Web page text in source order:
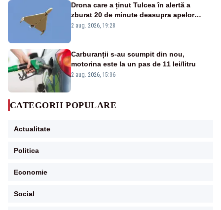
Drona care a ținut Tulcea în alertă a
zburat 20 de minute deasupra apelor
României. Au fost ridicate două F-16
2 aug. 2026, 19:28
Carburanții s-au scumpit din nou,
motorina este la un pas de 11 lei/litru
2 aug. 2026, 15:36
CATEGORII POPULARE
Actualitate
Politica
Economie
Social